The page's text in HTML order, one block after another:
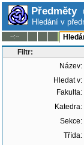
Předměty
Hledání v
--:--
Filtr:
Název:
Hledat v:
Fakulta:
Katedra:
Sekce:
Třída: